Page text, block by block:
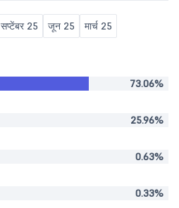
सप्टेंबर 25 जून 25 मार्च 25
73.06%
25.96%
0.63%
0.33%